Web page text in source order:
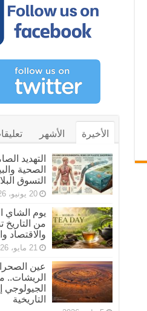
الأخيرة الأشهر
التهديد
الصحية
التسوق
20 يونيو، 2026
يوم الشاي
من التاريخ
والاقتصاد
21 مايو، 2026
عين
الريشات..
الجيولوجي
التاريخية